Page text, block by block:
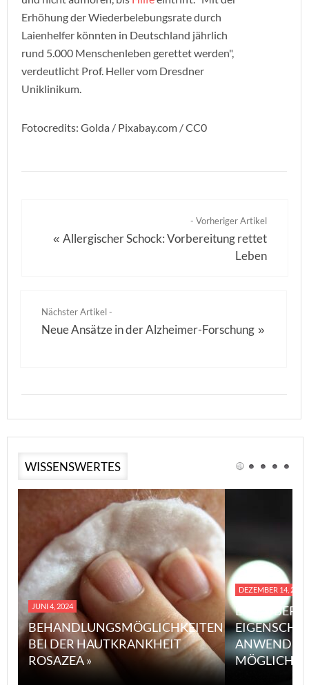
Erhöhung der Wiederbelebungsrate durch
Laienhelfer könnten in Deutschland jährlich
rund 5.000 Menschenleben gerettet werden",
verdeutlicht Prof. Heller vom Dresdner
Uniklinikum.
Fotocredits: Golda / Pixabay.com / CC0
- Vorheriger Artikel
«Allergischer Schock: Vorbereitung rettet
Leben
Nächster Artikel -
Neue Ansätze in der Alzheimer-Forschung »
WISSENSWERTES
JUNI 4, 2024
BEHANDLUNGSMÖGLICHKEITEN
BEI DER HAUTKRANKHEIT
ROSAZEA »
DEZEMBER 14, 2023
EINE
MÖGLICHE